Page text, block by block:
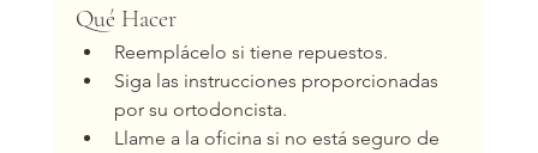
Qué Hacer
Reemplácelo si tiene repuestos.
Siga las instrucciones proporcionadas
por su ortodoncista.
Llame a la oficina si no está seguro de